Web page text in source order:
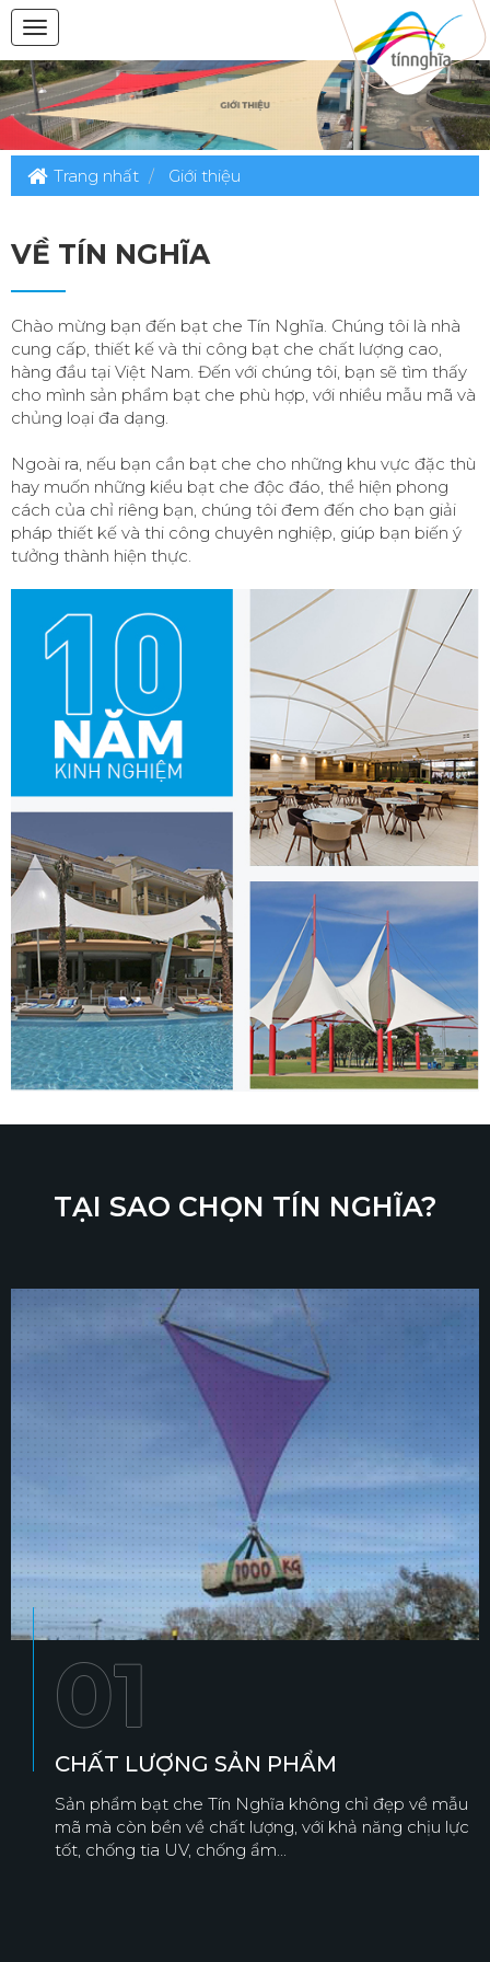
Trang nhất Giới thiệu
VỀ TÍN NGHĨA
Chào mừng bạn đến bạt che Tín Nghĩa. Chúng tôi là nhà
cung cấp, thiết kế và thi công bạt che chất lượng cao,
hàng đầu tại Việt Nam. Đến với chúng tôi, bạn sẽ tìm thấy
cho mình sản phẩm bạt che phù hợp, với nhiều mẫu mã và
chủng loại đa dạng.
Ngoài ra, nếu bạn cần bạt che cho những khu vực đặc thù
hay muốn những kiểu bạt che độc đáo, thể hiện phong
cách của chỉ riêng bạn, chúng tôi đem đến cho bạn giải
pháp thiết kế và thi công chuyên nghiệp, giúp bạn biến ý
tưởng thành hiện thực.
TẠI SAO CHỌN TÍN NGHĨA?
01
CHẤT LƯỢNG SẢN PHẨM
Sản phẩm bạt che Tín Nghĩa không chỉ đẹp về mẫu
mã mà còn bền về chất lượng, với khả năng chịu lực
tốt, chống tia UV, chống ẩm...